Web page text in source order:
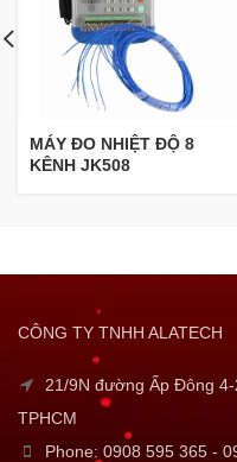
MÁY ĐO NHIỆT ĐỘ 8
KÊNH JK508
CÔNG TY TNHH ALATECH
21/9N đường Ấp Đông
TPHCM
Phone: 0908 595 365 -